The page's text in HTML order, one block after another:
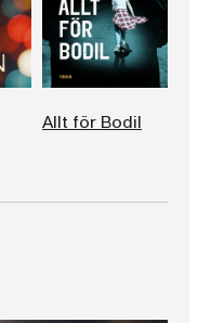
Allt för Bodil